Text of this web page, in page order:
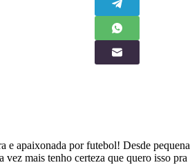
e apaixonada por futebol! Desde
vez mais tenho certeza que quero isso